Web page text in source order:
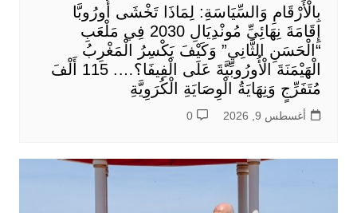
بِالْأَرْقَامِ وَالسِّيَاسَةِ: لِمَاذَا تَخْشَى أُورُوبَّا
إِقَامَةَ نِهَائِيِّ مُونْدِيَالِ 2030 فِي مَلْعَبِ
“الْحَسَنِ الثَّانِي” وَكَيْفَ يَكْسِرُ الْمَغْرِبُ
الْهَيْمَنَةَ الْأُورُوبِّيَّةَ عَلَى الْفِيفَا؟…. 115 أَلْفَ
مُتَفَرِّجٍ وَنِهَايَةُ الْوِصَايَةِ الْكُرَوِيَّةِ
أغسطس 9, 2026 0